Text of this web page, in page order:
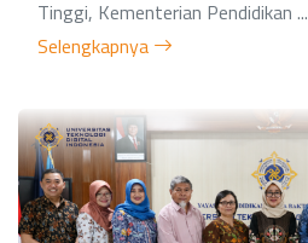
Tinggi, Kementerian Pendidikan ...
Selengkapnya